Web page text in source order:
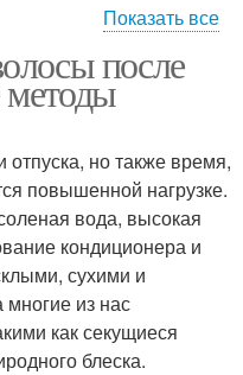
Маски для кожи
Маска для лица
Маски с медом
Показать все
после
но также время,
повышенной нагрузке.
вода, высокая
кондиционера и
сухими и
из нас
как секущиеся
блеска.